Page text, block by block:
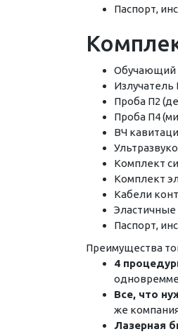
Паспорт,
Обучающий
Проба П2
Проба П4
ВЧ
Комплект
Комплект
Кабели
Эластичные
Паспорт,
Преимущества
4
Все, что
же
Лазерная